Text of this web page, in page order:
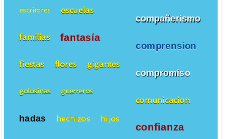
compañerismo
comprension
compromiso
comunicacion
confianza
escritores escuelas
familias fantasía
fiestas flores gigantes
golosinas guerreros
hadas hechizos hijos